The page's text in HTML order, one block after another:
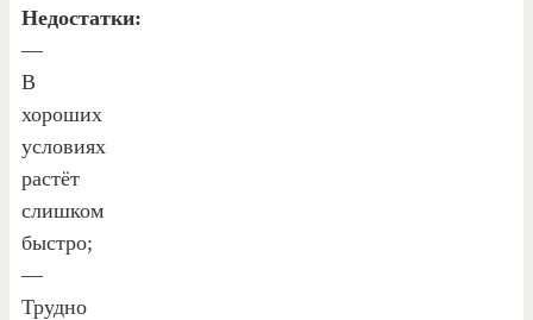
Недостатки:
—
В
хороших
условиях
растёт
слишком
быстро;
—
Трудно